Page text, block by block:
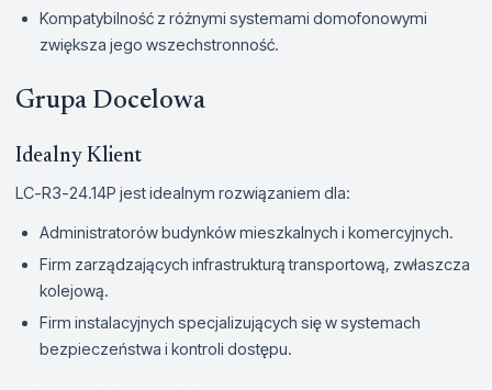
Kompatybilność z różnymi systemami domofonowymi
zwiększa jego wszechstronność.
Grupa Docelowa
Idealny Klient
LC-R3-24.14P jest idealnym rozwiązaniem dla:
Administratorów budynków mieszkalnych i komercyjnych.
Firm zarządzających infrastrukturą transportową, zwłaszcza
kolejową.
Firm instalacyjnych specjalizujących się w systemach
bezpieczeństwa i kontroli dostępu.